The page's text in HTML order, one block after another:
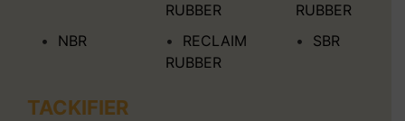
RUBBER
RUBBER
NBR
RECLAIM
RUBBER
SBR
TACKIFIER